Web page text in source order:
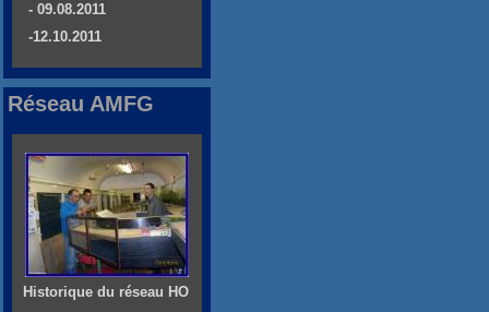
- 09.08.2011
-12.10.2011
Réseau AMFG
Historique du réseau HO